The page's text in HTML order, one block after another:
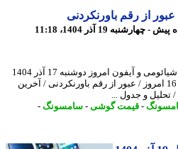
جدیدترین قیمت گوشی سامسونگ، شیائومی و آیفون امروز دوشنبه 17 آذر 1404
این خبر بخوانید. - قیمت آیفون 16 امروز / عبور از رقم باورنکردنی / آخرین
و جدول ...
-قیمت گوشی-سامسونگ-